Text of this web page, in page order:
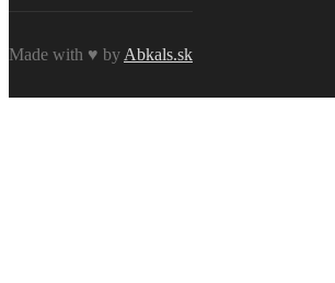
Made with ♥ by Abkals.sk